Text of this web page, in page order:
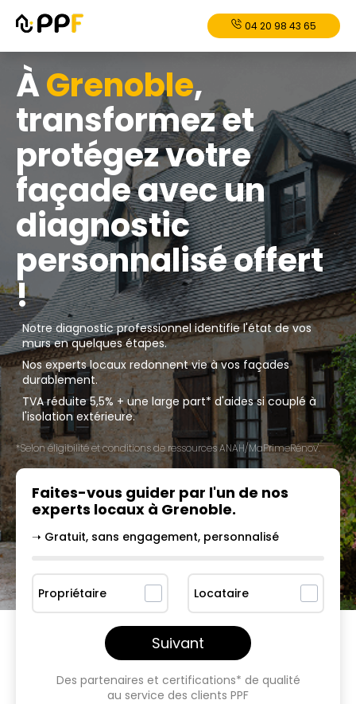
04 20 98 43 65
ÀGrenoble,
transformez et
protégez votre
façade avec un
diagnostic
personnalisé offert
!
Notre diagnostic professionnel identifie l'état de vos
murs en quelques étapes.
Nos experts locaux redonnent vie à vos façades
durablement.
TVA réduite 5,5% + une large part* d'aides si couplé à
l'isolation extérieure.
*Selon éligibilité et conditions de ressources ANAH/MaPrimeRénov'.
Faites-vous guider par l'un de nos
experts locaux à Grenoble.
➝ Gratuit, sans engagement, personnalisé
Propriétaire Locataire
Suivant
Des partenaires et certifications* de qualité
au service des clients PPF